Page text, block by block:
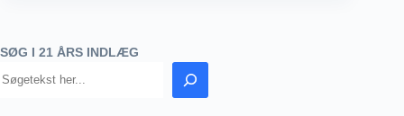
SØG I 21 ÅRS INDLÆG